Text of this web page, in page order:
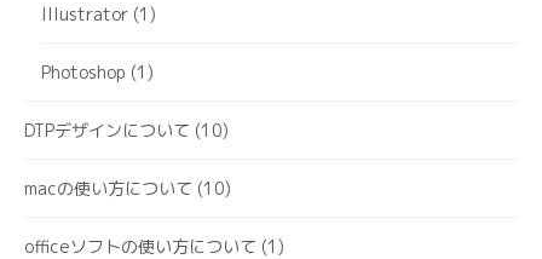
Illustrator (1)
Photoshop (1)
DTPデザインについて (10)
macの使い方について (10)
officeソフトの使い方について (1)